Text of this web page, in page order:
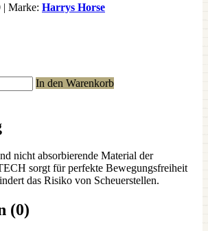
| Marke: Harrys Horse
In den Warenkorb
nicht absorbierende Material der
sorgt für perfekte Bewegungsfreiheit
das Risiko von Scheuerstellen.
(0)